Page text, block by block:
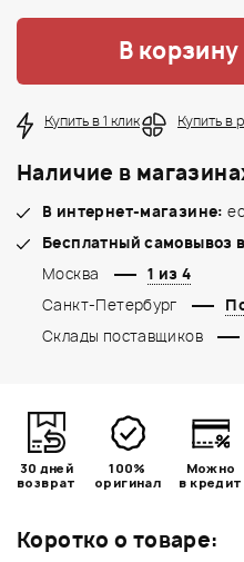
Коротко о товаре:
В корзину
Купить в 1 клик Купить в
Наличие в
В интернет-магазине:
Бесплатный самовывоз
Москва
1 из 4
Санкт-Петербург
Склады поставщиков
30 дней
возврат
100%
оригинал
Можно
в кредит